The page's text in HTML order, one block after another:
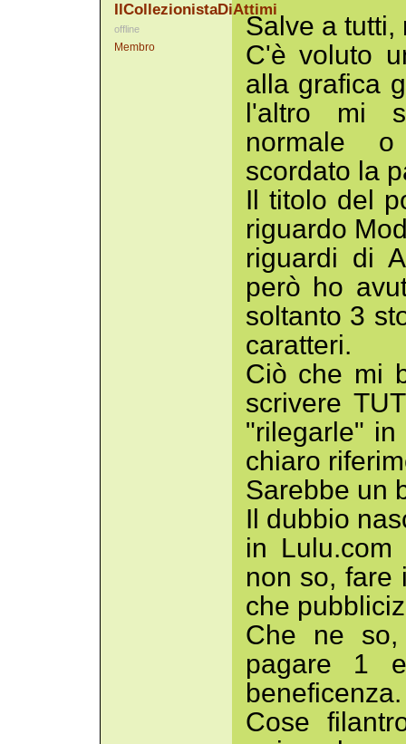
IlCollezionistaDiAttimi
offline
Membro
Salve a tutti,
C'è voluto
alla grafica
l'altro mi
normale
scordato la
Il titolo del
riguardo
riguardi di
però ho
soltanto 3
caratteri.
Ciò che mi
scrivere
"rilegarle"
chiaro
Sarebbe un
Il dubbio
in
non so, fare
che
Che ne so,
pagare 1
beneficenza.
Cose